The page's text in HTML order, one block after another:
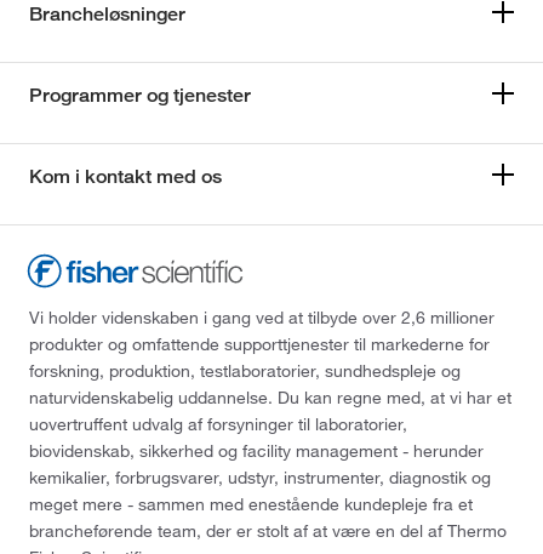
Brancheløsninger
Programmer og tjenester
Kom i kontakt med os
Vi holder videnskaben i gang ved at tilbyde over 2,6 millioner
produkter og omfattende supporttjenester til markederne for
forskning, produktion, testlaboratorier, sundhedspleje og
naturvidenskabelig uddannelse. Du kan regne med, at vi har et
uovertruffent udvalg af forsyninger til laboratorier,
biovidenskab, sikkerhed og facility management - herunder
kemikalier, forbrugsvarer, udstyr, instrumenter, diagnostik og
meget mere - sammen med enestående kundepleje fra et
brancheførende team, der er stolt af at være en del af Thermo